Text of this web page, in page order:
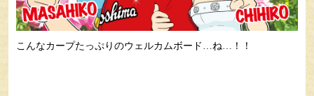
こんなカープたっぷりのウェルカムボード…ね…！！